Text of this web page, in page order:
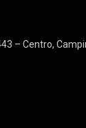
– Centro,